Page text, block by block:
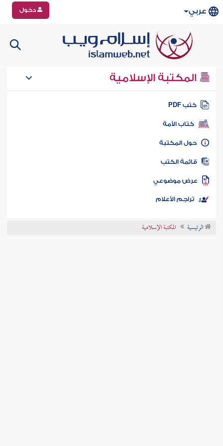
عربي دخول
المكتبة الإسلامية
كتب PDF
كتاب الأمة
المكتبة
الكتب
موضوعي
تراجم الأعلام
الرئيسية المكتبة الإسلامية